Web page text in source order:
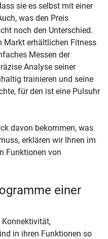
sie es selbst mit einer
was den Preis
noch den Unterschied.
Markt erhältlichen Fitness
Messen der
Analyse seiner
trainieren und seine
für den ist eine Pulsuhr
davon bekommen, was
erklären wir Ihnen im
Funktionen von
einer
Konnektivität,
in ihren Funktionen so